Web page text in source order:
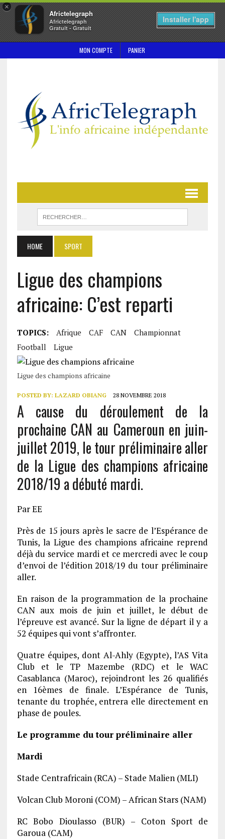
×
Africtelegraph
Africtelegraph
Gratuit - Gratuit
Installer l'app
MON COMPTE PANIER
HOME SPORT
Ligue des champions
africaine: C’est reparti
TOPICS: Afrique CAF CAN
Championnat
Football
Ligue
Ligue des champions africaine
POSTED BY: LAZARD OBIANG 28 NOVEMBRE 2018
A cause du déroulement de la
prochaine CAN au Cameroun en juin-
juillet 2019, le tour préliminaire aller
de la Ligue des champions africaine
2018/19 a débuté mardi.
Par EE
Près de 15 jours après le sacre de l’Espérance de
Tunis, la Ligue des champions africaine reprend
déjà du service mardi et ce mercredi avec le coup
d’envoi de l’édition 2018/19 du tour préliminaire
aller.
En raison de la programmation de la prochaine
CAN aux mois de juin et juillet, le début de
l’épreuve est avancé. Sur la ligne de départ il y a
52 équipes qui vont s’affronter.
Quatre équipes, dont Al-Ahly (Egypte), l’AS Vita
Club et le TP Mazembe (RDC) et le WAC
Casablanca (Maroc), rejoindront les 26 qualifiés
en 16èmes de finale. L’Espérance de Tunis,
tenante du trophée, entrera elle directement en
phase de poules.
Le programme du tour préliminaire aller
Mardi
Stade Centrafricain (RCA) – Stade Malien (MLI)
Volcan Club Moroni (COM) – African Stars (NAM)
RC Bobo Dioulasso (BUR) – Coton Sport de
Garoua (CAM)